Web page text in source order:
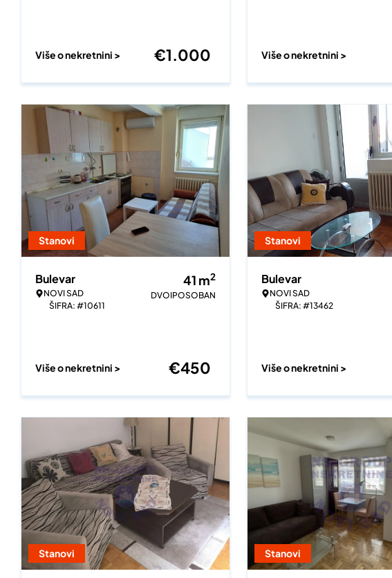
Više o nekretnini > €1.000 Više o nekretnini >
Stanovi
Bulevar
NOVI SAD
ŠIFRA: #10611
41 m2
DVOIPOSOBAN
Više o nekretnini > €450
Stanovi
Bulevar
NOVI SAD
ŠIFRA: #13462
Više o nekretnini >
Stanovi Stanovi